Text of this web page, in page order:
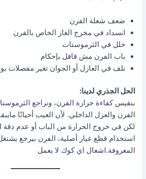
ضعف شعلة الفرن
انسداد في مخرج الغاز الخاص بالفرن
خلل في الثرموستات
باب الفرن مش قافل بإحكام
تلف في العازل أو الجوان تغير مفصلات
الحل الجذري لدينا:
بنقيس كفاءة حرارة الفرن، ونراجع
الفرن والعزل الداخلي. لأن العيب أحيانًا
لكن في خروج الحرارة من الباب أو عدم دقة
استخدام قطع غيار أصلية، الفرن بيرجع
المعروفة.اشعال اي كوك لا يعمل